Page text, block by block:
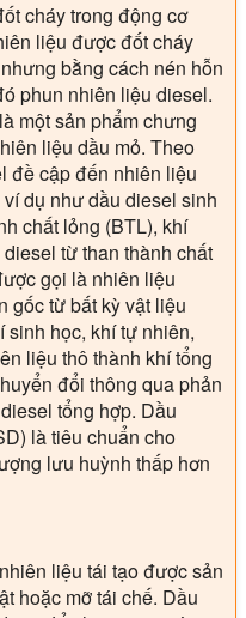
cháy trong động cơ
liệu được đốt cháy
bằng cách nén hỗn
phun nhiên liệu diesel.
một sản phẩm chưng
liệu dầu mỏ. Theo
đề cập đến nhiên liệu
dụ như dầu diesel sinh
chất lỏng (BTL), khí
từ than thành chất
gọi là nhiên liệu
gốc từ bất kỳ vật liệu
sinh học, khí tự nhiên,
liệu thô thành khí tổng
đổi thông qua phản
tổng hợp. Dầu
là tiêu chuẩn cho
lưu huỳnh thấp hơn
liệu tái tạo được sản
hoặc mỡ tái chế. Dầu